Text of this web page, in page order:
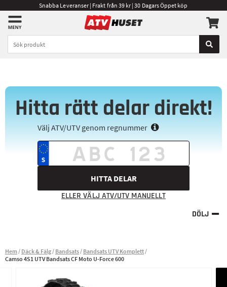
Snabba Leveranser | Frakt från 39 kr | 30 Dagars Öppet köp
Hitta rätt delar direkt!
Välj ATV/UTV genom regnummer
HITTA DELAR
ELLER VÄLJ ATV/UTV MANUELLT
DÖLJ
Hem Däck & Fälg Bandsats Bandsats UTV Komplett
Camso 4S1 UTV Bandsats CF Moto U-Force 600